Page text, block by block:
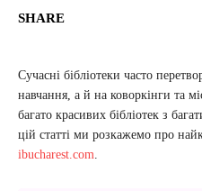
SHARE
Сучасні бібліотеки часто
навчання, а й на коворкінги та
багато красивих бібліотек з
цій статті ми розкажемо про
ibucharest.com.